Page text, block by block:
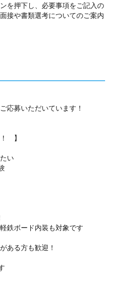
を押下し、必要事項をご記入の
接や書類選考についてのご案内
応募いただいています！
】
い
鉄ボード内装も対象です
ある方も歓迎！